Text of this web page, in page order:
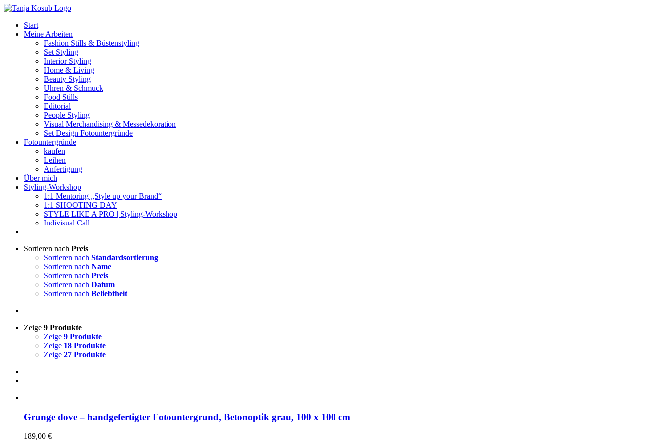
Zum
springenStart
Meine Arbeiten
Fashion Stills & Büstenstyling
Set Styling
Interior Styling
Home & Living
Beauty Styling
Uhren & Schmuck
Food Stills
Editorial
People Styling
Visual Merchandising & Messedekoration
Set Design Fotountergründe
Fotountergründe
kaufen
Leihen
Anfertigung
Über mich
Styling-Workshop
1:1 Mentoring „Style up your Brand“
1:1 SHOOTING DAY
STYLE LIKE A PRO | Styling-Workshop
Indivisual Call
Sortieren nach Preis
Sortieren nach Standardsortierung
Sortieren nach Name
Sortieren nach Preis
Sortieren nach Datum
Sortieren nach Beliebtheit
Zeige 9 Produkte
Zeige 9 Produkte
Zeige 18 Produkte
Zeige 27 Produkte
Grunge dove – handgefertigter Fotountergrund, Betonoptik grau, 100 x 100 cm
189,00 €